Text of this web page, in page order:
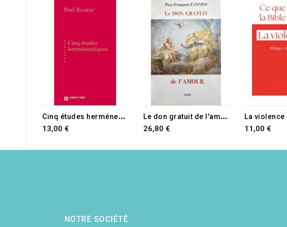
C
inq études herméneutiques
13,00 €
L
e don gratuit de l'amour
26,80 €
La violence
11,00 €
NOTRE SOCIÉTÉ